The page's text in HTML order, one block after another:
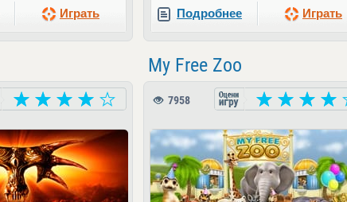
Играть Подробнее Играть
My Free Zoo
7958